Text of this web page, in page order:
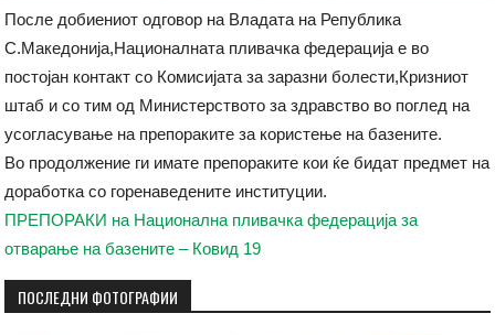
После добиениот одговор на Владата на Република
С.Македонија,Националната пливачка федерација е во
постојан контакт со Комисијата за заразни болести,Кризниот
штаб и со тим од Министерството за здравство во поглед на
усогласување на препораките за користење на базените.
Во продолжение ги имате препораките кои ќе бидат предмет на
доработка со горенаведените институции.
ПРЕПОРАКИ на Национална пливачка федерација за
отварање на базените – Ковид 19
ПОСЛЕДНИ ФОТОГРАФИИ